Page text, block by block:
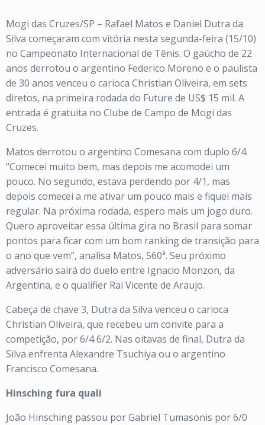
Mogi das Cruzes/SP – Rafael Matos e Daniel Dutra da
Silva começaram com vitória nesta segunda-feira (15/10)
no Campeonato Internacional de Tênis. O gaúcho de 22
anos derrotou o argentino Federico Moreno e o paulista
de 30 anos venceu o carioca Christian Oliveira, em sets
diretos, na primeira rodada do Future de US$ 15 mil. A
entrada é gratuita no Clube de Campo de Mogi das
Cruzes.
Matos derrotou o argentino Comesana com duplo 6/4.
“Comecei muito bem, mas depois me acomodei um
pouco. No segundo, estava perdendo por 4/1, mas
depois comecei a me ativar um pouco mais e fiquei mais
regular. Na próxima rodada, espero mais um jogo duro.
Quero aproveitar essa última gira no Brasil para somar
pontos para ficar com um bom ranking de transição para
o ano que vem”, analisa Matos, 560ª. Seu próximo
adversário sairá do duelo entre Ignacio Monzon, da
Argentina, e o qualifier Rai Vicente de Araujo.
Cabeça de chave 3, Dutra da Silva venceu o carioca
Christian Oliveira, que recebeu um convite para a
competição, por 6/4 6/2. Nas oitavas de final, Dutra da
Silva enfrenta Alexandre Tsuchiya ou o argentino
Francisco Comesana.
Hinsching fura quali
João Hinsching passou por Gabriel Tumasonis por 6/0